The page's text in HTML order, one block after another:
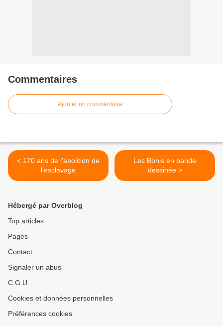
Commentaires
Ajouter un commentaire
< 170 ans de l'abolition de
l'esclavage
Les Bonis en bande
dessinée >
Hébergé par Overblog
Top articles
Pages
Contact
Signaler un abus
C.G.U.
Cookies et données personnelles
Préférences cookies